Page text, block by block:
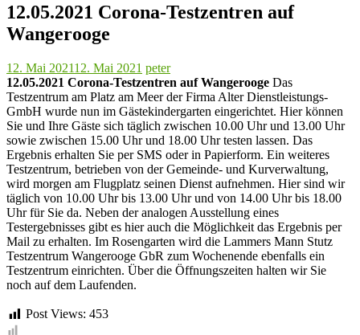
12.05.2021 Corona-Testzentren auf
Wangerooge
12. Mai 202112. Mai 2021 peter
12.05.2021 Corona-Testzentren auf Wangerooge Das
Testzentrum am Platz am Meer der Firma Alter Dienstleistungs-
GmbH wurde nun im Gästekindergarten eingerichtet. Hier können
Sie und Ihre Gäste sich täglich zwischen 10.00 Uhr und 13.00 Uhr
sowie zwischen 15.00 Uhr und 18.00 Uhr testen lassen. Das
Ergebnis erhalten Sie per SMS oder in Papierform. Ein weiteres
Testzentrum, betrieben von der Gemeinde- und Kurverwaltung,
wird morgen am Flugplatz seinen Dienst aufnehmen. Hier sind wir
täglich von 10.00 Uhr bis 13.00 Uhr und von 14.00 Uhr bis 18.00
Uhr für Sie da. Neben der analogen Ausstellung eines
Testergebnisses gibt es hier auch die Möglichkeit das Ergebnis per
Mail zu erhalten. Im Rosengarten wird die Lammers Mann Stutz
Testzentrum Wangerooge GbR zum Wochenende ebenfalls ein
Testzentrum einrichten. Über die Öffnungszeiten halten wir Sie
noch auf dem Laufenden.
Post Views: 453